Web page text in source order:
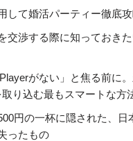
して婚活パーティー徹底
交渉する際に知っておき
Playerがない」と焦る前に
り込む最もスマートな方
円の一杯に隠された、
ったもの